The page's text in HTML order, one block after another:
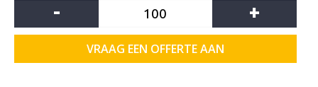
- +
VRAAG EEN OFFERTE AAN